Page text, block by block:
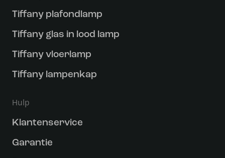
Tiffany plafondlamp
Tiffany glas in lood lamp
Tiffany vloerlamp
Tiffany lampenkap
Hulp
Klantenservice
Garantie